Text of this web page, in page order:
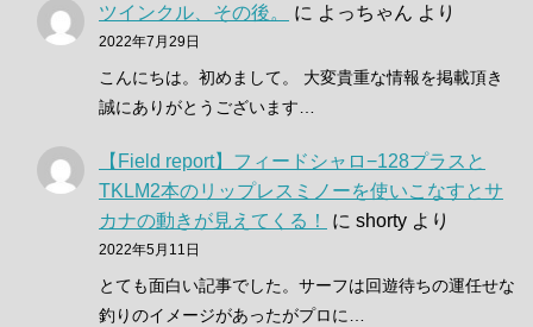
ツインクル、その後。 に よっちゃん より
2022年7月29日
こんにちは。初めまして。 大変貴重な情報を掲載頂き
誠にありがとうございます…
【Field report】フィードシャロ−128プラスと
TKLM2本のリップレスミノーを使いこなすとサ
カナの動きが見えてくる！
に shorty より
2022年5月11日
とても面白い記事でした。サーフは回遊待ちの運任せな
釣りのイメージがあったがプロに…